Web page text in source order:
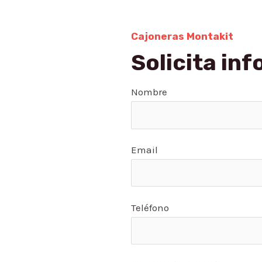
Cajoneras Montakit
Solicita
Nombre
Email
Teléfono